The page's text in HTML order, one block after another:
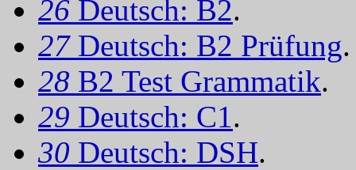
26 Deutsch: B2.
27 Deutsch: B2 Prüfung.
28 B2 Test Grammatik.
29 Deutsch: C1.
30 Deutsch: DSH.